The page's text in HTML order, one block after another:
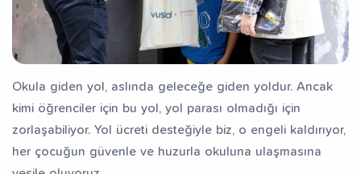
Okula giden yol, aslında geleceğe giden yoldur. Ancak
kimi öğrenciler için bu yol, yol parası olmadığı için
zorlaşabiliyor. Yol ücreti desteğiyle biz, o engeli kaldırıyor,
her çocuğun güvenle ve huzurla okuluna ulaşmasına